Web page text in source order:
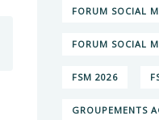
FORUM SOCIAL
FORUM SOCIAL
FSM 2026
GROUPEMENTS